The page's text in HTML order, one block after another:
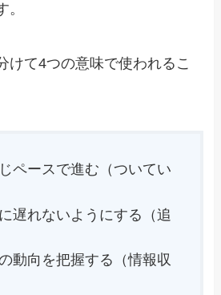
。
けて4つの意味で使われるこ
ペースで進む（ついてい
遅れないようにする（追
動向を把握する（情報収